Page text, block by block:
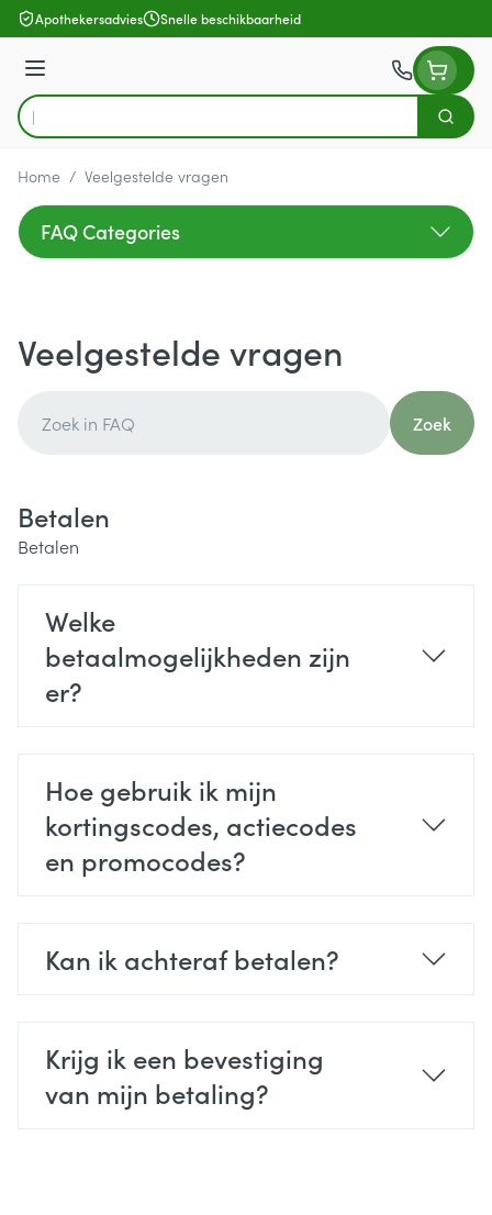
Ga naar de inhoud
Apothekersadvies Snelle beschikbaarheid
Menu
Product, merk, categorie...
Zoek
Home / Veelgestelde vragen
FAQ Categories
Veelgestelde vragen
Zoek
Zoek
Betalen
Betalen
Welke
betaalmogelijkheden zijn
er?
Hoe gebruik ik mijn
kortingscodes, actiecodes
en promocodes?
Kan ik achteraf betalen?
Krijg ik een bevestiging
van mijn betaling?